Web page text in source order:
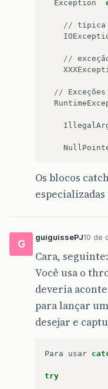
Exception
// típica
//
// Exceções
Os blocos
G
guiguissePJ10 de
Cara, seguinte:
Você usa o
deveria
para lançar
desejar e
Para usar
try